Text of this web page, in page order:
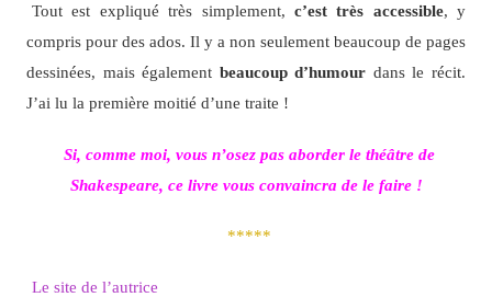
Tout est expliqué très simplement, c’est très accessible, y
compris pour des ados. Il y a non seulement beaucoup de pages
dessinées, mais également beaucoup d’humour dans le récit.
J’ai lu la première moitié d’une traite !
Si, comme moi, vous n’osez pas aborder le théâtre de
Shakespeare, ce livre vous convaincra de le faire !
*****
Le site de l’autrice